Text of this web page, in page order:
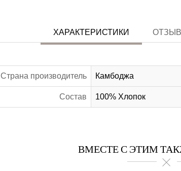
ХАРАКТЕРИСТИКИ
Страна производитель Камбоджа
Состав 100% Хлопок
ВМЕСТЕ С ЭТИМ